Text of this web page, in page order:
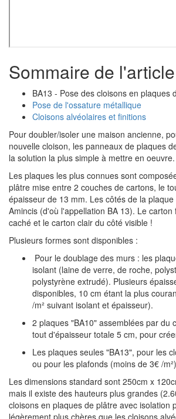
Sommaire de l'article
BA13 - Pose des cloisons en plaques
Pose de l'ossature métallique
Cloisons alvéolaires et finitions
Pour doubler/isoler une maison ancienne,
nouvelle cloison, les panneaux de plaques
la solution la plus simple à mettre en oeuvre.
Les plaques les plus connues sont
plâtre mise entre 2 couches de cartons, le
épaisseur de 13 mm. Les côtés de la
Amincis (d'où l'appellation BA 13). Le
caché et le carton clair du côté visible !
Plusieurs formes sont disponibles :
Pour le doublage des murs : les
isolant (laine de verre, de roche,
polystyrène extrudé). Plusieurs
disponibles, 10 cm étant la plus
/m² suivant isolant et épaisseur).
2 plaques "BA10" assemblées par du
tout d'épaisseur totale 5 cm, pour
Les plaques seules "BA13", pour les
ou pour les plafonds (moins de 3€ /m²)
Les dimensions standard sont 250cm x
mais il existe des hauteurs plus grandes
cloisons en plaques de plâtre avec isolation
légèrement plus chères que les cloisons